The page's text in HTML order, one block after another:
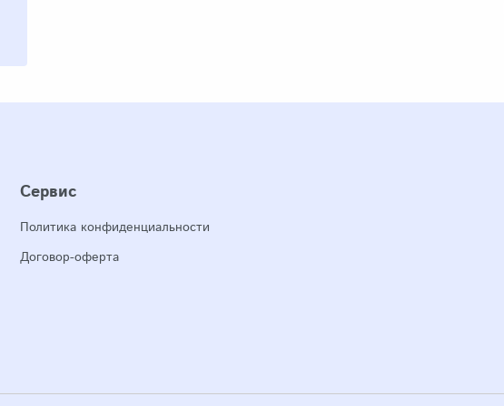
Сервис
Политика конфиденциальности
Договор-оферта